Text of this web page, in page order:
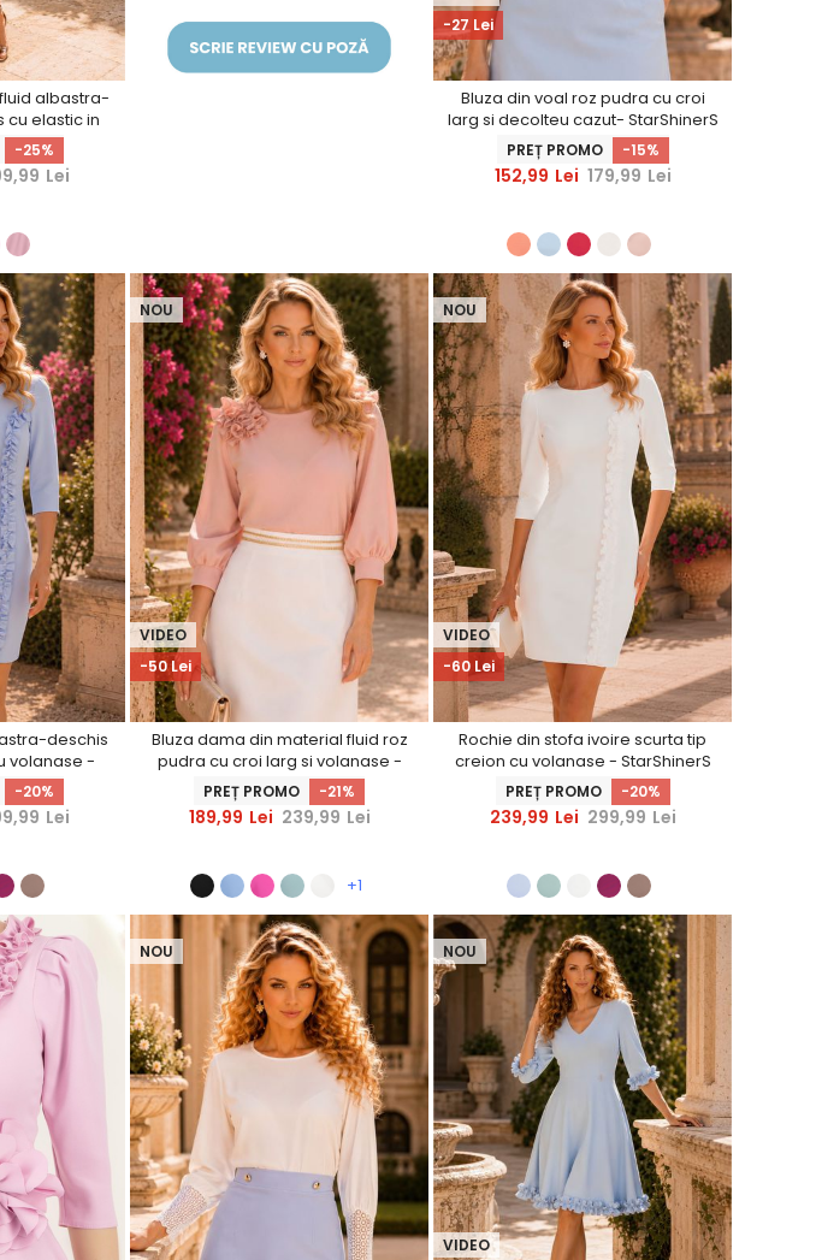
albastra-
cu elastic in
-25%
Lei
-27 Lei
Bluza din voal roz pudra cu croi
larg si decolteu cazut- StarShinerS
PREȚ PROMO -15%
152,99 Lei 179,99 Lei
deschis
volanase -
-20%
Lei
-50 Lei
VIDEO
NOU
Bluza dama din material fluid roz
pudra cu croi larg si volanase -
StarShinerS
PREȚ PROMO -21%
189,99 Lei 239,99 Lei
+1
-60 Lei
VIDEO
NOU
Rochie din stofa ivoire scurta tip
creion cu volanase - StarShinerS
PREȚ PROMO -20%
239,99 Lei 299,99 Lei
NOU
VIDEO
NOU